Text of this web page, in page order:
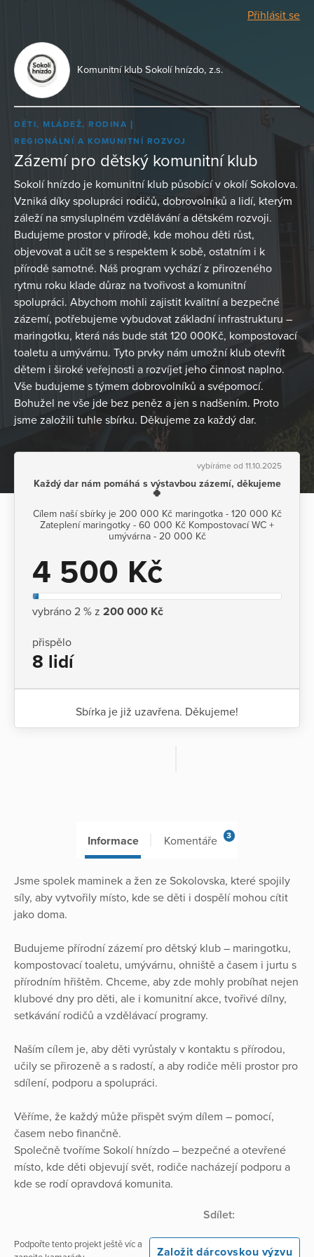
Přihlásit se
Komunitní klub Sokolí hnízdo, z.s.
DĚTI, MLÁDEŽ, RODINA
REGIONÁLNÍ A KOMUNITNÍ ROZVOJ
Zázemí pro dětský komunitní klub
Sokolí hnízdo je komunitní klub působící v okolí Sokolova.
Vzniká díky spolupráci rodičů, dobrovolníků a lidí, kterým
záleží na smysluplném vzdělávání a dětském rozvoji.
Budujeme prostor v přírodě, kde mohou děti růst,
objevovat a učit se s respektem k sobě, ostatním i k
přírodě samotné. Náš program vychází z přirozeného
rytmu roku klade důraz na tvořivost a komunitní
spolupráci. Abychom mohli zajistit kvalitní a bezpečné
zázemí, potřebujeme vybudovat základní infrastrukturu –
maringotku, která nás bude stát 120 000Kč, kompostovací
toaletu a umývárnu. Tyto prvky nám umožní klub otevřít
dětem i široké veřejnosti a rozvíjet jeho činnost naplno.
Vše budujeme s týmem dobrovolníků a svépomocí.
Bohužel ne vše jde bez peněz a jen s nadšením. Proto
jsme založili tuhle sbírku. Děkujeme za každý dar.
vybíráme od 11.10.2025
Každý dar nám pomáhá s výstavbou zázemí, děkujeme
🍀
Cílem naší sbírky je 200 000 Kč maringotka - 120 000 Kč
Zateplení maringotky - 60 000 Kč Kompostovací WC +
umývárna - 20 000 Kč
4 500 Kč
vybráno 2 % z 200 000 Kč
přispělo
8 lidí
Sbírka je již uzavřena. Děkujeme!
Informace Komentáře 3
Jsme spolek maminek a žen ze Sokolovska, které spojily
síly, aby vytvořily místo, kde se děti i dospělí mohou cítit
jako doma.
Budujeme přírodní zázemí pro dětský klub – maringotku,
kompostovací toaletu, umývárnu, ohniště a časem i jurtu s
přírodním hřištěm. Chceme, aby zde mohly probíhat nejen
klubové dny pro děti, ale i komunitní akce, tvořivé dílny,
setkávání rodičů a vzdělávací programy.
Naším cílem je, aby děti vyrůstaly v kontaktu s přírodou,
učily se přirozeně a s radostí, a aby rodiče měli prostor pro
sdílení, podporu a spolupráci.
Věříme, že každý může přispět svým dílem – pomocí,
časem nebo finančně.
Společně tvoříme Sokolí hnízdo – bezpečné a otevřené
místo, kde děti objevují svět, rodiče nacházejí podporu a
kde se rodí opravdová komunita.
Sdílet:
Podpořte tento projekt ještě víc a
Založit dárcovskou výzvu